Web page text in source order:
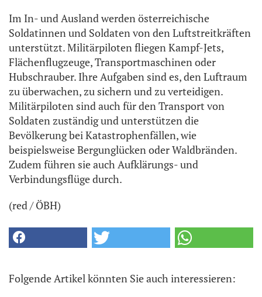
Im In- und Ausland werden österreichische
Soldatinnen und Soldaten von den Luftstreitkräften
unterstützt. Militärpiloten fliegen Kampf-Jets,
Flächenflugzeuge, Transportmaschinen oder
Hubschrauber. Ihre Aufgaben sind es, den Luftraum
zu überwachen, zu sichern und zu verteidigen.
Militärpiloten sind auch für den Transport von
Soldaten zuständig und unterstützen die
Bevölkerung bei Katastrophenfällen, wie
beispielsweise Bergunglücken oder Waldbränden.
Zudem führen sie auch Aufklärungs- und
Verbindungsflüge durch.
(red / ÖBH)
Folgende Artikel könnten Sie auch interessieren: